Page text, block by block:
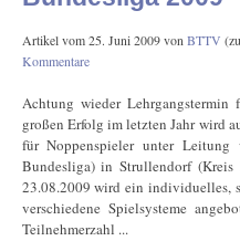
Artikel vom25. Juni 2009von BTTV
Kommentare
Achtung wieder Lehrgangstermin
großen Erfolg im letzten Jahr wird
für Noppenspieler unter
Bundesliga) in Strullendorf
23.08.2009 wird ein individuelles,
verschiedene Spielsysteme
Teilnehmerzahl ...